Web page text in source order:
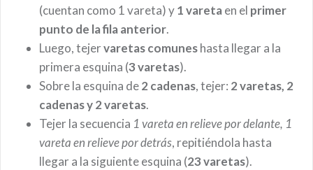
(cuentan como 1 vareta) y1 varetaen el primer
punto de la fila anterior.
Luego, tejervaretas comuneshasta llegar a la
primera esquina (3 varetas).
Sobre la esquina de2 cadenas, tejer: 2 varetas, 2
cadenas y 2 varetas.
Tejer la secuencia 1 vareta en relieve por delante, 1
vareta en relieve por detrás, repitiéndola hasta
llegar a la siguiente esquina (23 varetas).